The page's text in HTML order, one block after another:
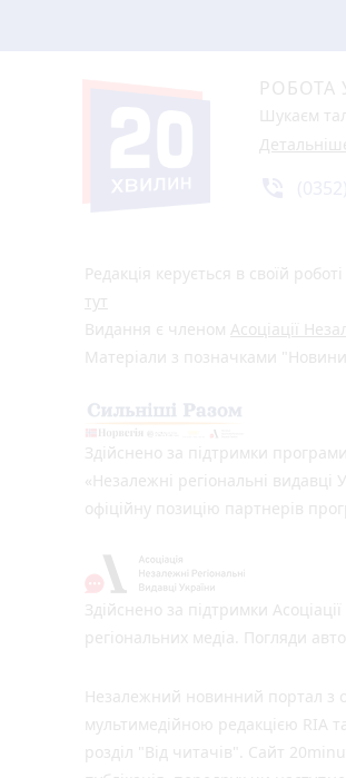
РОБОТА
Шукаєм
Редакція керується в своїй роботі
тут
Видання є членом Асоціації
Матеріали з позначками
Здійснено за підтримки
«Незалежні регіональні видавці
офіційну позицію партнерів
Здійснено за підтримки
регіональних медіа. Погляди
Незалежний новинний портал з
мультимедійною редакцією RIA
розділ "Від читачів". Сайт